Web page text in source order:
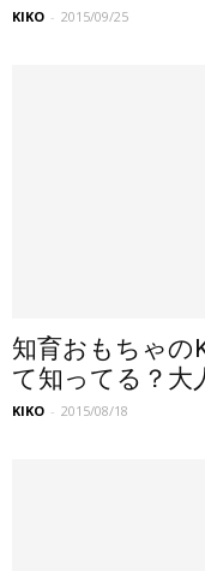
KIKO - 2015/09/25
知育おもちゃの
て知ってる？
KIKO - 2015/08/18